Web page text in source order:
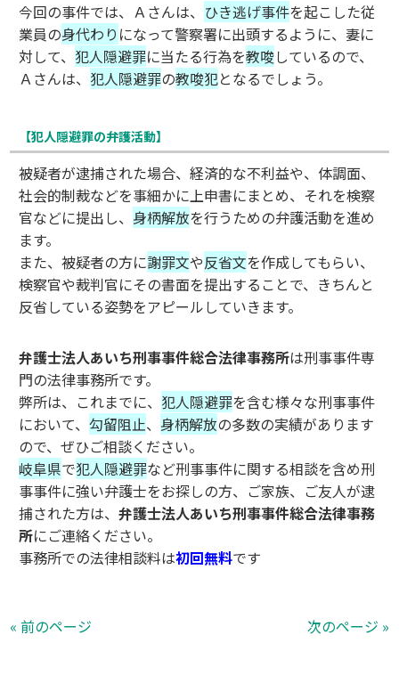
今回の事件では、Ａさんは、 ひき逃げ事件を起こした従
業員の身代わり になって警察署に出頭するように、妻に
対して、 犯人隠避罪に当たる行為を教唆しているので、
Ａさんは、 犯人隠避罪の教唆犯となるでしょう。
【犯人隠避罪の弁護活動】
被疑者が逮捕された場合、経済的な不利益や、体調面、
社会的制裁などを事細かに上申書にまとめ、それを検察
官などに提出し、 身柄解放を行うための弁護活動を進め
ます。
また、被疑者の方に謝罪文や反省文を作成してもらい、
検察官や裁判官にその書面を提出することで、きちんと
反省している姿勢をアピールしていきます。
弁護士法人あいち刑事事件総合法律事務所は刑事事件専
門の法律事務所です。
弊所は、これまでに、 犯人隠避罪を含む様々な刑事事件
において、勾留阻止、 身柄解放の多数の実績があります
ので、ぜひご相談ください。
岐阜県で犯人隠避罪など刑事事件に関する相談を含め刑
事事件に強い弁護士をお探しの方、ご家族、ご友人が逮
捕された方は、弁護士法人あいち刑事事件総合法律事務
所にご連絡ください。
事務所での法律相談料は初回無料です
« 前のページ 次のページ »